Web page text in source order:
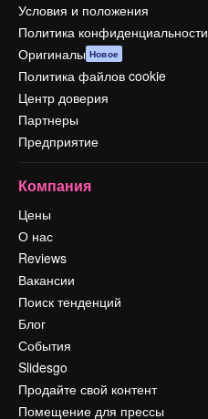
Условия и положения
Политика конфиденциальности
Оригиналы Новое
Политика файлов cookie
Центр доверия
Партнеры
Предприятие
Компания
Цены
О нас
Reviews
Вакансии
Поиск тенденций
Блог
События
Slidesgo
Продайте свой контент
Помещение для прессы